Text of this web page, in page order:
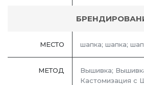
МЕСТО шапка; шапка;
МЕТОД
Вышивка;
Кастомизация с